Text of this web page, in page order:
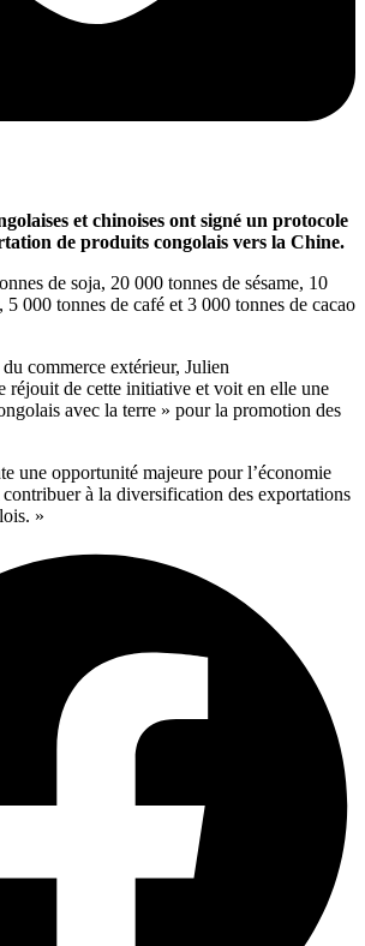
et chinoises ont signé un protocole
de produits congolais vers la Chine.
de soja, 20 000 tonnes de sésame, 10
000 tonnes de café et 3 000 tonnes de cacao
commerce extérieur, Julien
réjouit de cette initiative et voit en elle une
avec la terre » pour la promotion des
une opportunité majeure pour l’économie
à la diversification des exportations
»